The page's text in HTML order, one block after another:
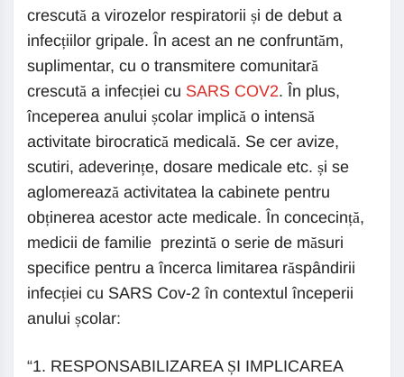
crescută a virozelor respiratorii și de debut a
infecțiilor gripale. În acest an ne confruntăm,
suplimentar, cu o transmitere comunitară
crescută a infecției cu SARS COV2. În plus,
începerea anului școlar implică o intensă
activitate birocratică medicală. Se cer avize,
scutiri, adeverințe, dosare medicale etc. și se
aglomerează activitatea la cabinete pentru
obținerea acestor acte medicale. În concecință,
medicii de familie prezintă o serie de măsuri
specifice pentru a încerca limitarea răspândirii
infecției cu SARS Cov-2 în contextul începerii
anului școlar:
“1. RESPONSABILIZAREA ȘI IMPLICAREA